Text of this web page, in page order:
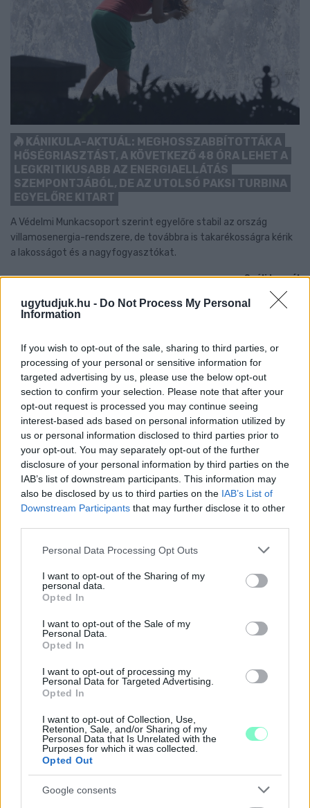
ugytudjuk.hu - Do Not Process My Personal
Information
If you wish to opt-out of the sale, sharing to third parties, or
processing of your personal or sensitive information for
targeted advertising by us, please use the below opt-out
section to confirm your selection. Please note that after your
opt-out request is processed you may continue seeing
interest-based ads based on personal information utilized by
us or personal information disclosed to third parties prior to
your opt-out. You may separately opt-out of the further
disclosure of your personal information by third parties on the
IAB’s list of downstream participants. This information may
also be disclosed by us to third parties on the IAB’s List of
Downstream Participants that may further disclose it to other
Please note that this website/app uses one or more Google
not limited to your visit or usage behaviour. You may click to
grant or deny consent to Google and its third-party tags to
use your data for below specified purposes in below Google
consent section.
Personal Data Processing Opt Outs
I want to opt-out of the Sharing of my
personal data.
Opted In
I want to opt-out of the Sale of my
Personal Data.
Opted In
I want to opt-out of processing my
Personal Data for Targeted Advertising.
Opted In
I want to opt-out of Collection, Use,
Retention, Sale, and/or Sharing of my
Personal Data that Is Unrelated with the
Purposes for which it was collected.
Opted Out
Google consents
KÁNIKULA-AKTUÁL: MEGHOSSZABBÍTOTTÁK A
HŐSÉGRIASZTÁST, A KÖVETKEZŐ 48 ÓRA LEHET A
LEGKRITIKUSABB AZ ENERGIAELLÁTÁS
SZEMPONTJÁBÓL, DE AZ UTOLSÓ PAKSI TURBINA
EGYELŐRE KITART
A Védelmi Munkacsoport szerint egyelőre stabil az ország
villamosenergia-rendszere, de továbbra is takarékosságra kérik
a lakosságot és a nagyfogyasztókat.
Szólj hozzá!
FONTOS ÜZENET A HŐSÉGRIADÓ IDEJÉRE: A GYŐR
LAKOSSÁGOT KÓSA ROLAND
Az alpolgármester szerint a rendkívüli kánikula a
közműrendszereket is fokozottan terheli, ezért érdemes
Szólj hozzá!